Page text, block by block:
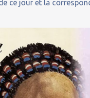
ce jour et la